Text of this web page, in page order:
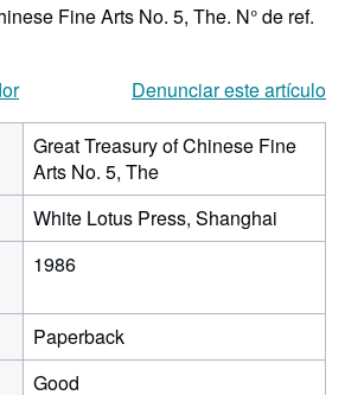
Fine Arts No. 5, The. N° de ref.
Denunciar este artículo
Great Treasury of Chinese Fine
Arts No. 5, The
White Lotus Press, Shanghai
1986
Paperback
Good